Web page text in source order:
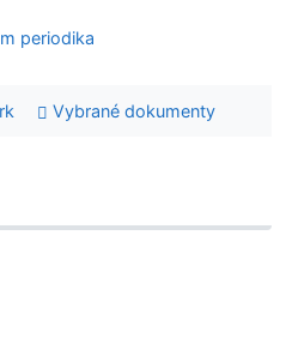
periodika
Vybrané dokumenty